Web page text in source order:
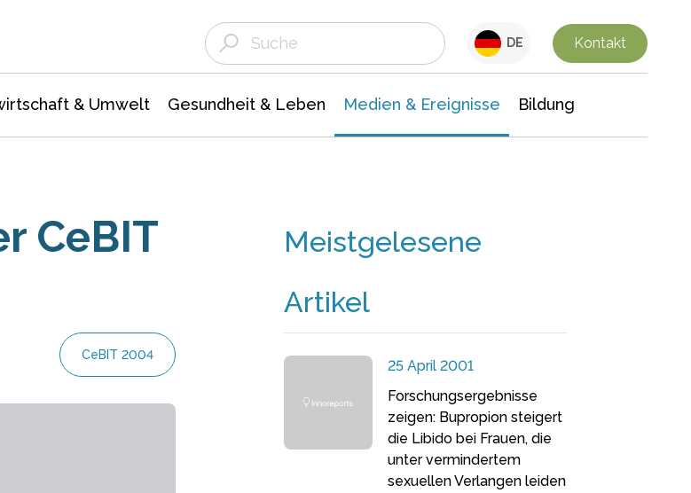
DE Kontakt
& Umwelt Gesundheit & Leben Medien & Ereignisse Bildung
CeBIT
CeBIT 2004
Meistgelesene
Artikel
25 April 2001
Forschungsergebnisse
zeigen: Bupropion steigert
die Libido bei Frauen, die
unter vermindertem
sexuellen Verlangen leiden